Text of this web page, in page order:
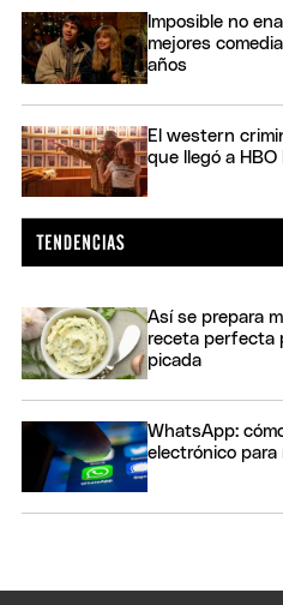
Imposible no
mejores
años
El western
que llegó a
Así se prepara
receta perfecta
picada
WhatsApp:
electrónico